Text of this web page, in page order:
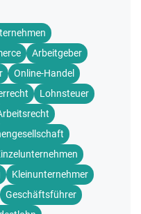
Arbeitgeber
Online-Handel
Lohnsteuer
Kleinunternehmer
Geschäftsführer